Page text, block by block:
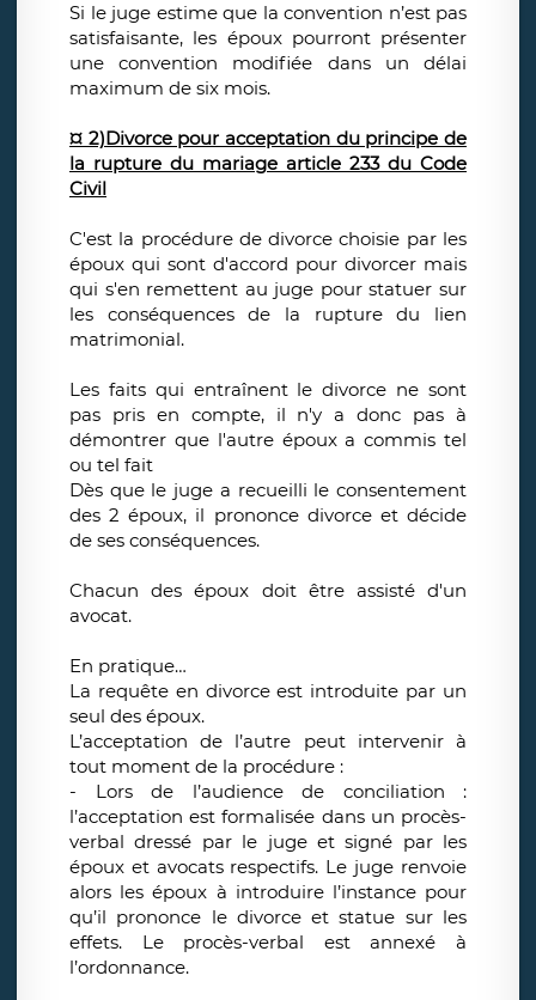
Si le juge estime que la convention n’est pas
satisfaisante, les époux pourront présenter
une convention modifiée dans un délai
maximum de six mois.
¤ 2)Divorce pour acceptation du principe de
la rupture du mariage article 233 du Code
Civil
C'est la procédure de divorce choisie par les
époux qui sont d'accord pour divorcer mais
qui s'en remettent au juge pour statuer sur
les conséquences de la rupture du lien
matrimonial.
Les faits qui entraînent le divorce ne sont
pas pris en compte, il n'y a donc pas à
démontrer que l'autre époux a commis tel
ou tel fait
Dès que le juge a recueilli le consentement
des 2 époux, il prononce divorce et décide
de ses conséquences.
Chacun des époux doit être assisté d'un
avocat.
En pratique…
La requête en divorce est introduite par un
seul des époux.
L’acceptation de l’autre peut intervenir à
tout moment de la procédure :
- Lors de l’audience de conciliation :
l’acceptation est formalisée dans un procès-
verbal dressé par le juge et signé par les
époux et avocats respectifs. Le juge renvoie
alors les époux à introduire l’instance pour
qu’il prononce le divorce et statue sur les
effets. Le procès-verbal est annexé à
l’ordonnance.